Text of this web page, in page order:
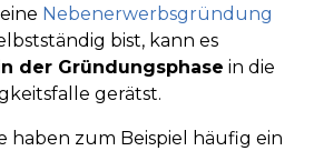
Nebenerwerbsgründung
bist, kann es
der Gründungsphase in die
gerätst.
haben zum Beispiel häufig ein